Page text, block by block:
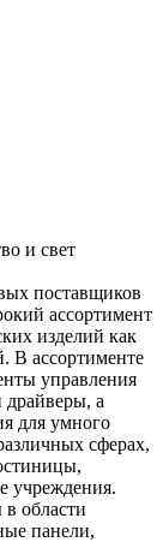
и свет
поставщиков
ассортимент
изделий как
В ассортименте
управления
а
для умного
сферах,
учреждения.
области
панели,